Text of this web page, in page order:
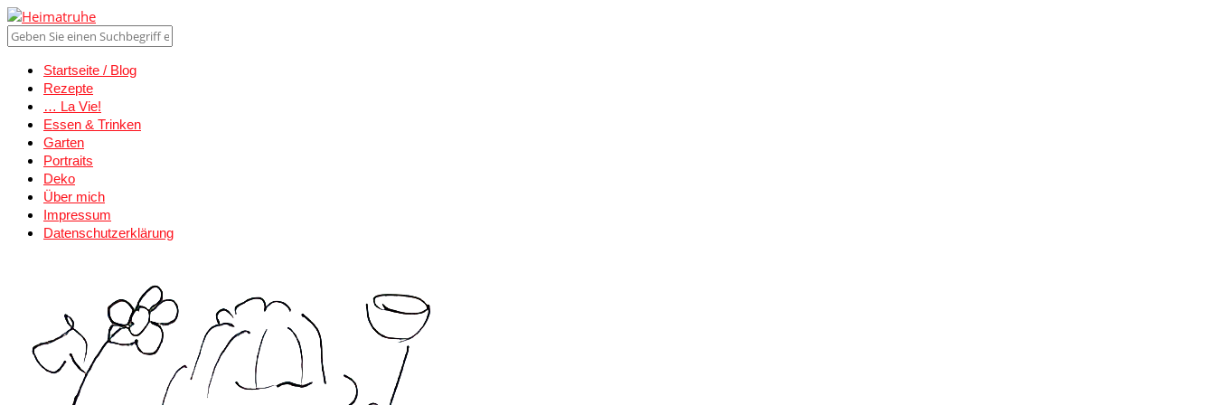
Startseite / Blog
Rezepte
… La Vie!
Essen & Trinken
Garten
Portraits
Deko
Über mich
Impressum
Datenschutzerklärung